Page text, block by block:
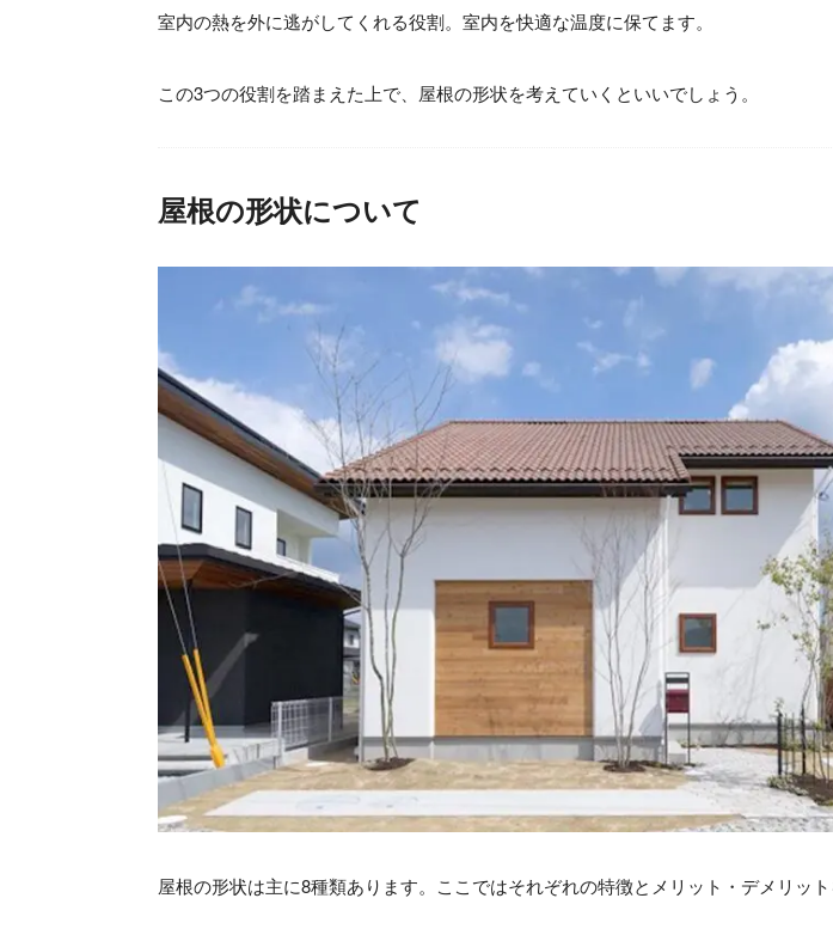
室内の熱を外に逃がしてくれる役割。室内を快適な温度に保てます。
この3つの役割を踏まえた上で、屋根の形状を考えていくといいでしょう。
屋根の形状について
屋根の形状は主に8種類あります。ここではそれぞれの特徴とメリット・デメリット